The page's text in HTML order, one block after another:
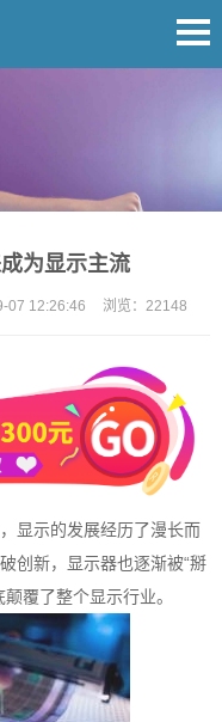
为显示主流
07 12:26:46 浏览： 22148
显示的发展经历了漫长而
创新，显示器也逐渐被“掰
覆了整个显示行业。